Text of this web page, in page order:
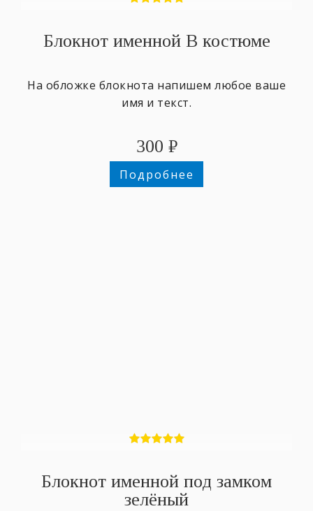
Блокнот именной В костюме
На обложке блокнота напишем любое ваше
имя и текст.
300 ₽
Подробнее
Блокнот именной под замком
зелёный